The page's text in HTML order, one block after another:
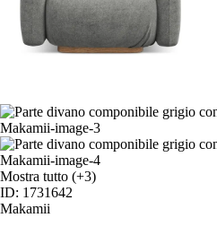
Mostra tutto (+3)
ID: 1731642
Makamii